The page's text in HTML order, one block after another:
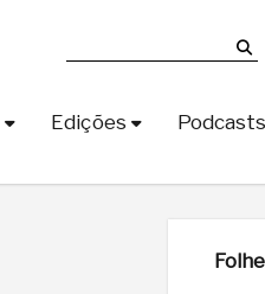
Edições Podcasts